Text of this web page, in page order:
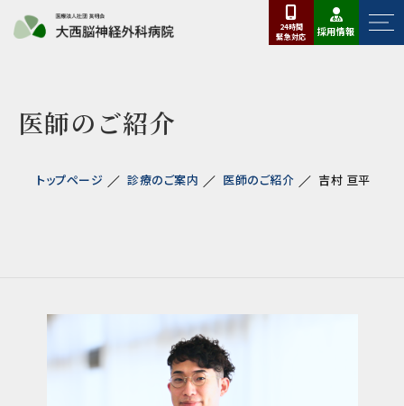
24時間
緊急対応 採用情報
医師のご紹介
トップページ 診療のご案内 医師のご紹介 吉村 亘平